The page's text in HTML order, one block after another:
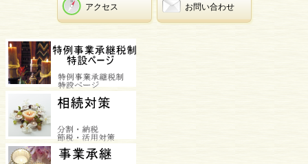
アクセス お問い合わせ